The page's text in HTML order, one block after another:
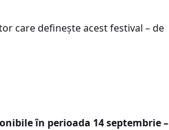
care definește acest festival – de
în perioada 14 septembrie –